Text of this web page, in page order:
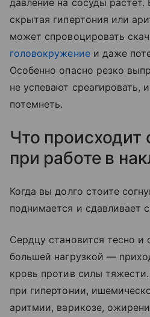
скрытая гипертония или
может спровоцировать
головокружениеи даже
Особенно опасно резко
не успевают среагировать,
потемнеть.
Что происходит
при работе в
Когда вы долго стоите
поднимается и сдавливает
Сердцу становится тесно и
большей нагрузкой —
кровь против силы
при гипертонии,
аритмии, варикозе,